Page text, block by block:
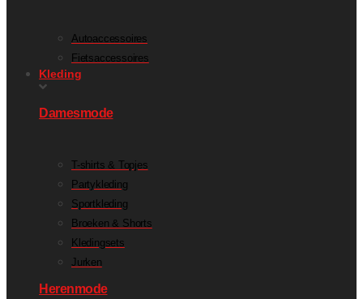
Autoaccessoires
Fietsaccessoires
Kleding
Damesmode
T-shirts & Topjes
Partykleding
Sportkleding
Broeken & Shorts
Kledingsets
Jurken
Herenmode